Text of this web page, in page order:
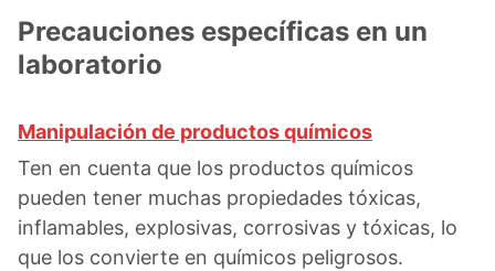
Precauciones específicas en un
laboratorio
Manipulación de productos químicos
Ten en cuenta que los productos químicos
pueden tener muchas propiedades tóxicas,
inflamables, explosivas, corrosivas y tóxicas, lo
que los convierte en químicos peligrosos.